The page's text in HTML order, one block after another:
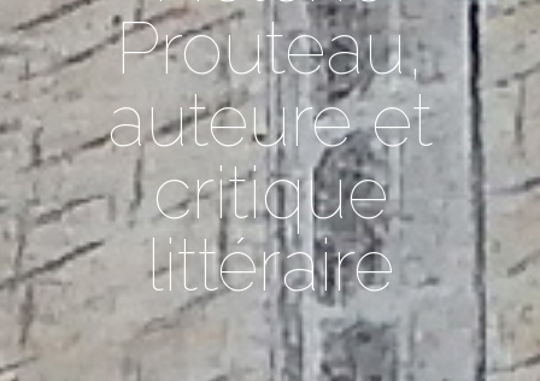
Prouteau,
auteure et
critique
littéraire